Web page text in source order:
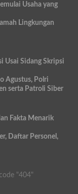
Usaha yang
Lingkungan
Usai Sidang Skripsi
Agustus, Polri
serta Patroli Siber
Fakta Menarik
Daftar Personel,
"404"